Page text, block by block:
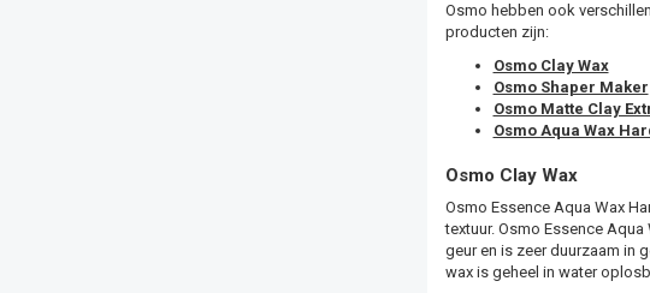
Osmo hebben ook
producten zijn:
Osmo Clay Wax
Osmo Shaper Maker
Osmo Matte Clay
Osmo Aqua Wax
Osmo Clay Wax
Osmo Essence Aqua Wax
textuur. Osmo Essence
geur en is zeer duurzaam in
wax is geheel in water